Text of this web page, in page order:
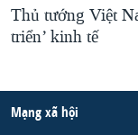
Thủ tướng Việt
triển’ kinh tế
Mạng xã hội